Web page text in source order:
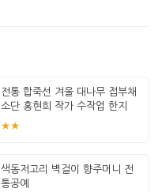
전통 합죽선 겨울 대나무 접부채
소단 홍현희 작가 수작업 한지
그림 고급
★★
색동저고리 벽걸이 향주머니 전
통공예